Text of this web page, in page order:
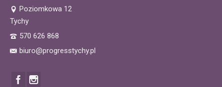
Poziomkowa 12
Tychy
570 626 868
biuro@progresstychy.pl